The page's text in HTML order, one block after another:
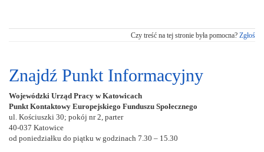
Czy treść na tej stronie była pomocna? Zgłoś
Znajdź Punkt Informacyjny
Wojewódzki Urząd Pracy w Katowicach
Punkt Kontaktowy Europejskiego Funduszu Społecznego
ul. Kościuszki 30; pokój nr 2, parter
40-037 Katowice
od poniedziałku do piątku w godzinach 7.30 – 15.30